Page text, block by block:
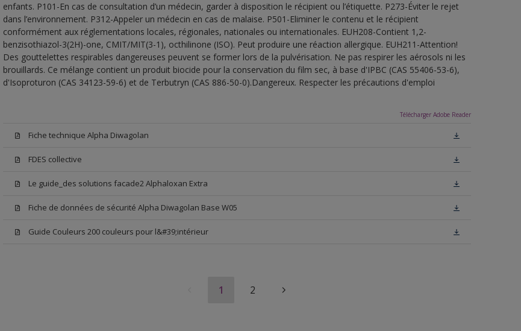
enfants. P101-En cas de consultation d’un médecin, garder à disposition le récipient ou l’étiquette. P273-Éviter le rejet
dans l’environnement. P312-Appeler un médecin en cas de malaise. P501-Eliminer le contenu et le récipient
conformément aux réglementations locales, régionales, nationales ou internationales. EUH208-Contient 1,2-
benzisothiazol-3(2H)-one, CMIT/MIT(3-1), octhilinone (ISO). Peut produire une réaction allergique. EUH211-Attention!
Des gouttelettes respirables dangereuses peuvent se former lors de la pulvérisation. Ne pas respirer les aérosols ni les
brouillards. Ce mélange contient un produit biocide pour la conservation du film sec, à base d'IPBC (CAS 55406-53-6),
d'Isoproturon (CAS 34123-59-6) et de Terbutryn (CAS 886-50-0).Dangereux. Respecter les précautions d'emploi
Télécharger Adobe Reader
Fiche technique Alpha Diwagolan
FDES collective
Le guide_des solutions facade2 Alphaloxan Extra
Fiche de données de sécurité Alpha Diwagolan Base W05
Guide Couleurs 200 couleurs pour l&#39;intérieur
1 2